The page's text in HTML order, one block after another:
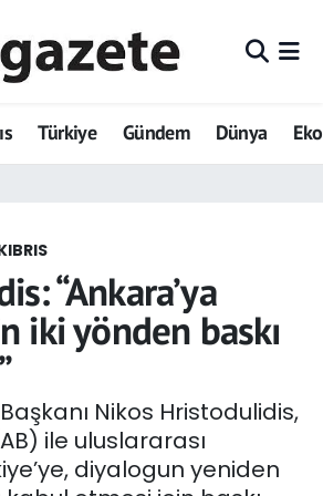
Türkiye Gündem Dünya
“Ankara’ya
iki yönden baskı
Nikos Hristodulidis,
ile uluslararası
diyalogun yeniden